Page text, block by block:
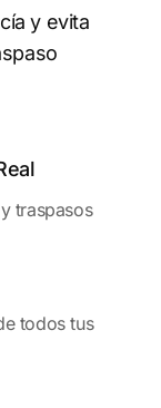
y evita
traspasos
todos tus